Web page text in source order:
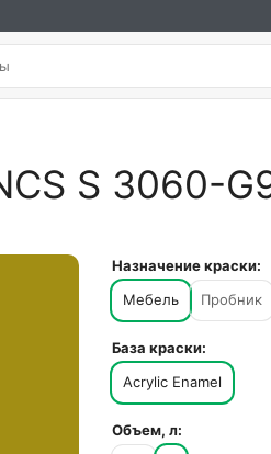
S 3060-
Назначение краски:
Мебель
Пробник
База краски:
Acrylic Enamel
Объем, л: